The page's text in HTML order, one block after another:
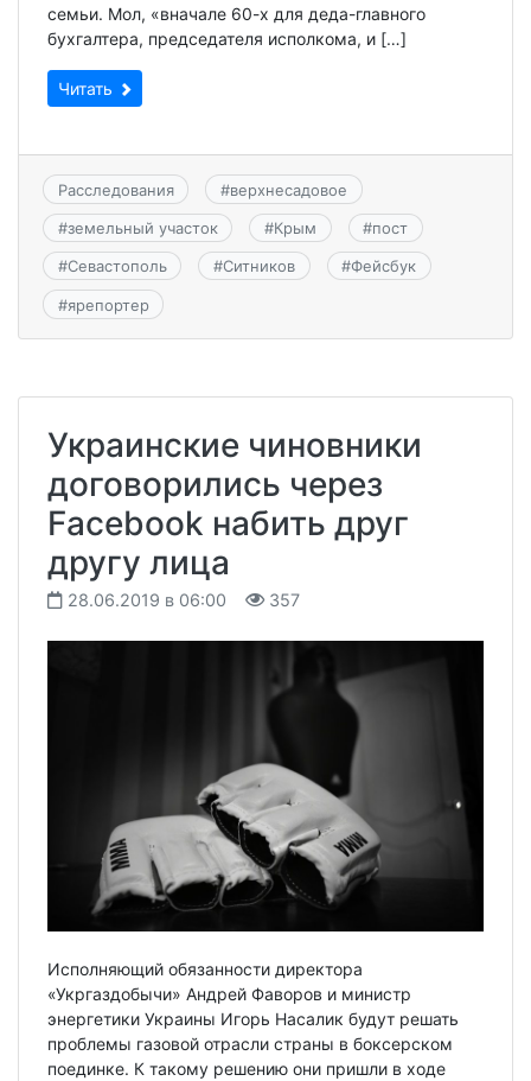
семьи. Мол, «вначале 60-х для деда-главного
бухгалтера, председателя исполкома, и […]
Читать
Расследования #верхнесадовое
#земельный участок #Крым #пост
#Севастополь #Ситников #Фейсбук
#ярепортер
Украинские чиновники
договорились через
Facebook набить друг
другу лица
28.06.2019 в 06:00 357
Исполняющий обязанности директора
«Укргаздобычи» Андрей Фаворов и министр
энергетики Украины Игорь Насалик будут решать
проблемы газовой отрасли страны в боксерском
поединке. К такому решению они пришли в ходе